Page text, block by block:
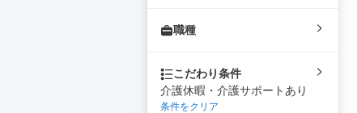
職種
こだわり条件
介護休暇・介護サポートあり
条件をクリア